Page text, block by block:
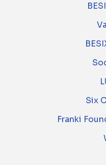
Six
Franki